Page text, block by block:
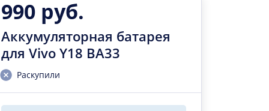
990 руб.
Аккумуляторная батарея
для Vivo Y18 BA33
Раскупили